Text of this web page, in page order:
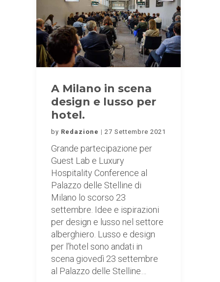
A Milano in scena
design e lusso per
hotel.
by Redazione 27 Settembre 2021
Grande partecipazione per
Guest Lab e Luxury
Hospitality Conference al
Palazzo delle Stelline di
Milano lo scorso 23
settembre. Idee e ispirazioni
per design e lusso nel settore
alberghiero. Lusso e design
per l’hotel sono andati in
scena giovedì 23 settembre
al Palazzo delle Stelline…